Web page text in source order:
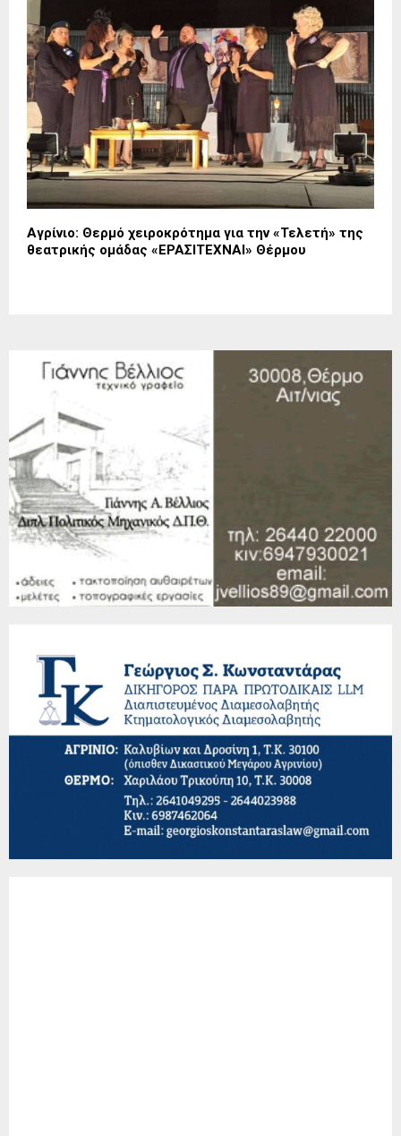
Αγρίνιο: Θερμό χειροκρότημα για την «Τελετή» της
θεατρικής ομάδας «ΕΡΑΣΙΤΕΧΝΑΙ» Θέρμου